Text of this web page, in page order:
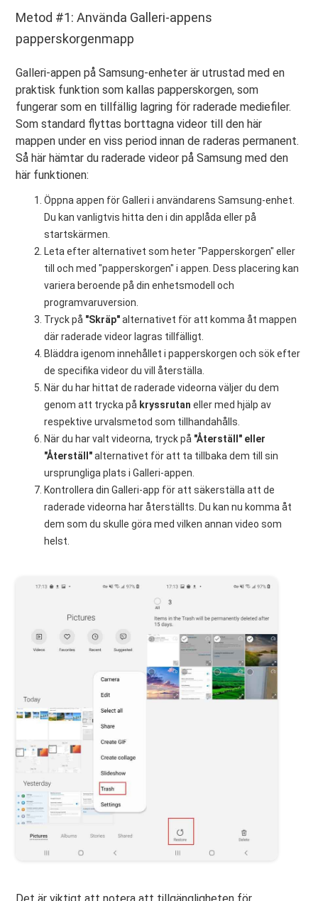
Metod #1: Använda Galleri-appens
papperskorgenmapp
Galleri-appen på Samsung-enheter är utrustad med en
praktisk funktion som kallas papperskorgen, som
fungerar som en tillfällig lagring för raderade mediefiler.
Som standard flyttas borttagna videor till den här
mappen under en viss period innan de raderas permanent.
Så här hämtar du raderade videor på Samsung med den
här funktionen:
Öppna appen för Galleri i användarens Samsung-enhet.
Du kan vanligtvis hitta den i din applåda eller på
startskärmen.
Leta efter alternativet som heter "Papperskorgen" eller
till och med "papperskorgen" i appen. Dess placering kan
variera beroende på din enhetsmodell och
programvaruversion.
Tryck på "Skräp"alternativet för att komma åt mappen
där raderade videor lagras tillfälligt.
Bläddra igenom innehållet i papperskorgen och sök efter
de specifika videor du vill återställa.
När du har hittat de raderade videorna väljer du dem
genom att trycka på kryssrutan eller med hjälp av
respektive urvalsmetod som tillhandahålls.
När du har valt videorna, tryck på "Återställ" eller
"Återställ"alternativet för att ta tillbaka dem till sin
ursprungliga plats i Galleri-appen.
Kontrollera din Galleri-app för att säkerställa att de
raderade videorna har återställts. Du kan nu komma åt
dem som du skulle göra med vilken annan video som
helst.